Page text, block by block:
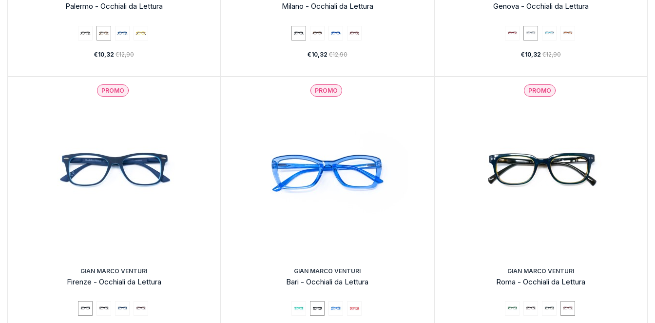
Palermo - Occhiali da Lettura
€10,32 €12,90
Milano - Occhiali da Lettura
€10,32 €12,90
Genova - Occhiali da Lettura
€10,32 €12,90
PROMO
GIAN MARCO VENTURI
Firenze - Occhiali da Lettura
PROMO
GIAN MARCO VENTURI
Bari - Occhiali da Lettura
PROMO
GIAN MARCO VENTURI
Roma - Occhiali da Lettura